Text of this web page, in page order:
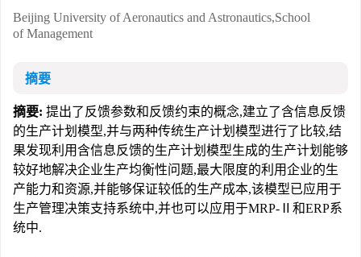
Beijing University of Aeronautics and Astronautics,School
of Management
摘要
摘要: 提出了反馈参数和反馈约束的概念,建立了含信息反馈
的生产计划模型,并与两种传统生产计划模型进行了比较,结
果发现利用含信息反馈的生产计划模型生成的生产计划能够
较好地解决企业生产均衡性问题,最大限度的利用企业的生
产能力和资源,并能够保证较低的生产成本,该模型已应用于
生产管理决策支持系统中,并也可以应用于MRP-Ⅱ和ERP系
统中.